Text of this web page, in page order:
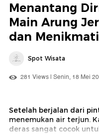
ini
Menantang
Main Arung
dan
Spot Wisata
281 Views | Senin, 18 Mei
Setelah berjalan dari
menemukan air terjun.
deras sangat cocok